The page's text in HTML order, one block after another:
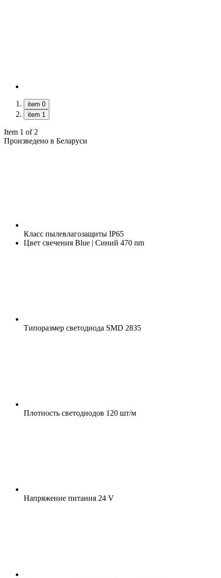
item 0
item 1
Item 1 of 2
Произведено в Беларуси
Класс пылевлагозащиты IP65
Цвет свечения Blue | Синий 470 nm
Типоразмер светодиода SMD 2835
Плотность светодиодов 120 шт/м
Напряжение питания 24 V